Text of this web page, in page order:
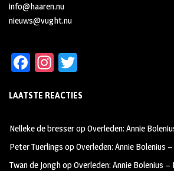
info@haaren.nu
nieuws@vught.nu
Fa
b
oo
k
In
ag
m
tt
LAATSTE REACTIES
Nelleke de bresseropOverleden: Annie
Peter Tuerlings opOverleden: Annie Bolenius
Twan de JonghopOverleden: Annie Bolenius –